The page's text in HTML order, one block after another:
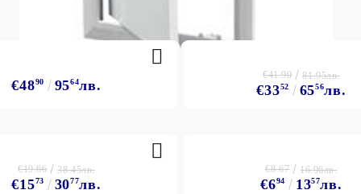
€4890 9564лв. €3352 6556лв.
€41.90 81.95лв.
€1573 3077лв.
€19.66 38.45лв.
€694 1357лв.
€8.67 16.96лв.